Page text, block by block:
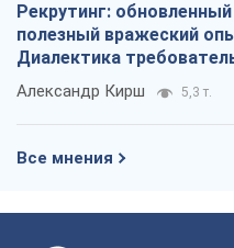
Рекрутинг:
полезный вражеский
Диалектика
Александр Кирш 5,3 т.
Все мнения